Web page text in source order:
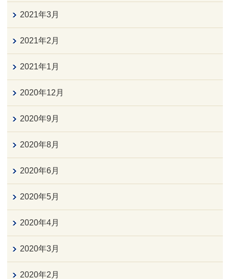
2021年3月
2021年2月
2021年1月
2020年12月
2020年9月
2020年8月
2020年6月
2020年5月
2020年4月
2020年3月
2020年2月